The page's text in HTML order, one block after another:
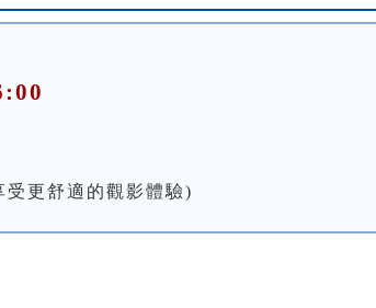
更舒適的觀影體驗)